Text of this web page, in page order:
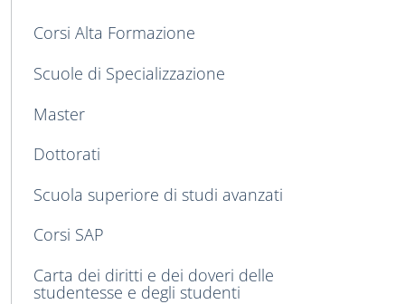
Corsi Alta Formazione
Scuole di Specializzazione
Master
Dottorati
Scuola superiore di studi avanzati
Corsi SAP
Carta dei diritti e dei doveri delle
studentesse e degli studenti